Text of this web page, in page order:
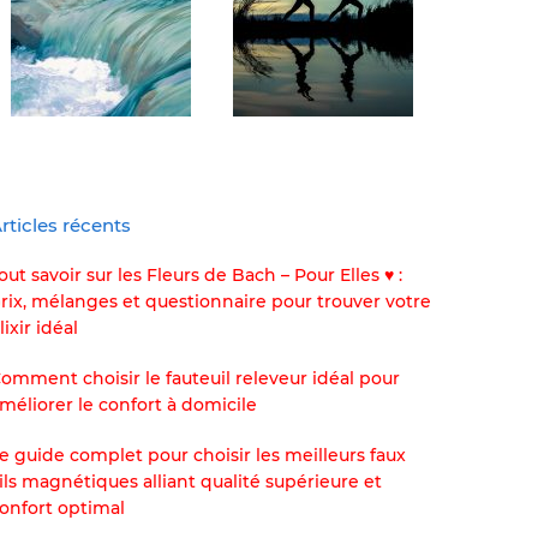
récents
savoir sur les Fleurs de Bach – Pour Elles ♥ :
mélanges et questionnaire pour trouver votre
idéal
choisir le fauteuil releveur idéal pour
le confort à domicile
guide complet pour choisir les meilleurs faux
magnétiques alliant qualité supérieure et
optimal